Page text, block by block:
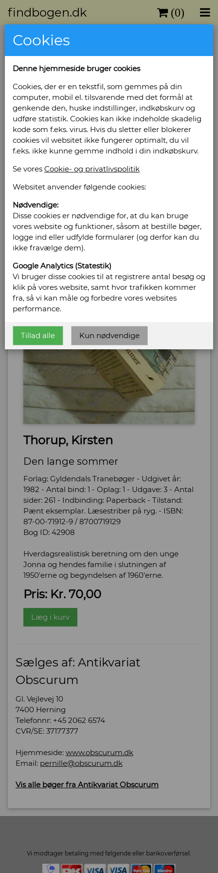
findbogen.dk (0)
Thorup, Kirsten
Den lange sommer
Forlag: Gyldendals Tranebøger - Udgivet år:
1982 - Antal bind: 1 - Oplag: 1 - Udgave: 3 - Antal
sider: 261 - Indbinding: Paperback - Tilstand:
Pænt eksemplar. Læsestriber på ryg. - ISBN:
87-00-71912-9 / 8700719129
Bog ID: 42908
Hverdagsrealistisk beretning om den unge
Jonna og hendes familie i slutningen af
1950'erne og begyndelsen af 1960'erne.
Pris: Kr. 70,00
Læg i kurv
Sælges af: Antikvariat
Obscurum
Gl. Vejlevej 10
7400 Herning
Telefonnr: +45 2062 6574
CVR/SE: 37177377
Hjemmeside: www.obscurum.dk
Email: pernille@obscurum.dk
Vis alle bøger fra Antikvariat Obscurum
Vi modtager betaling med følgende eller bankoverførsel.
Cookies
Denne hjemmeside bruger cookies
Cookies, der er en tekstfil, som gemmes på din
computer, mobil el. tilsvarende med det formål at
genkende den, huske indstillinger, indkøbskurv og
udføre statistik. Cookies kan ikke indeholde skadelig
kode som f.eks. virus. Hvis du sletter eller blokerer
cookies vil websitet ikke fungerer optimalt, du vil
f.eks. ikke kunne gemme indhold i din indkøbskurv.
Se vores Cookie- og privatlivspolitik
Websitet anvender følgende cookies:
Nødvendige:
Disse cookies er nødvendige for, at du kan bruge
vores website og funktioner, såsom at bestille bøger,
logge ind eller udfylde formularer (og derfor kan du
ikke fravælge dem).
Google Analytics (Statestik)
Vi bruger disse cookies til at registrere antal besøg og
klik på vores website, samt hvor trafikken kommer
fra, så vi kan måle og forbedre vores websites
performance.
Tillad alle Kun nødvendige